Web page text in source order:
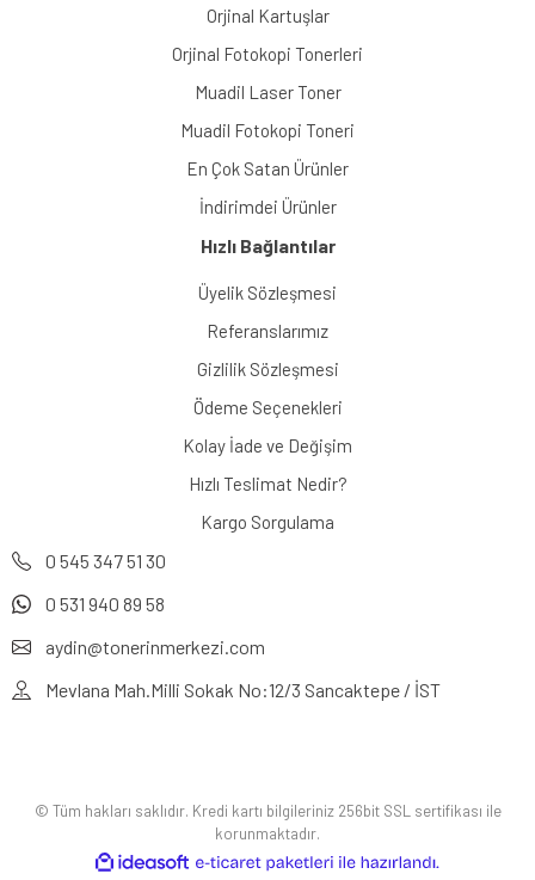
Orjinal Kartuşlar
Orjinal Fotokopi Tonerleri
Muadil Laser Toner
Muadil Fotokopi Toneri
En Çok Satan Ürünler
İndirimdei Ürünler
Hızlı Bağlantılar
Üyelik Sözleşmesi
Referanslarımız
Gizlilik Sözleşmesi
Ödeme Seçenekleri
Kolay İade ve Değişim
Hızlı Teslimat Nedir?
Kargo Sorgulama
0 545 347 51 30
0 531 940 89 58
aydin@tonerinmerkezi.com
Mevlana Mah.Milli Sokak No:12/3 Sancaktepe / İST
© Tüm hakları saklıdır. Kredi kartı bilgileriniz 256bit SSL sertifikası ile
korunmaktadır.
ideasoft
e-